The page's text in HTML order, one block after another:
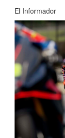
El Informador